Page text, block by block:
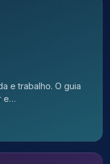
e trabalho. O guia
e…